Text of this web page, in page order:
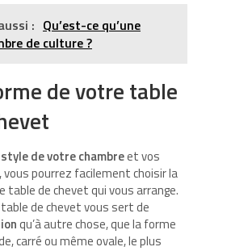
: Qu’est-ce qu’une
de culture ?
de votre table
style de votre chambreet vos
vous pourrez facilement choisir la
table de chevet qui vous arrange.
de chevet vous sert de
qu’à autre chose, que la forme
carré ou même ovale, le plus